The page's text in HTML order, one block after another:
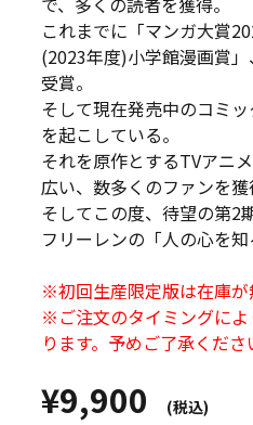
これまでに「マンガ大賞
(2023年度)小学館漫画賞
受賞。
そして現在発売中のコミ
を起こしている。
それを原作とするTVアニ
広い、数多くのファンを獲
そしてこの度、待望の第2
フリーレンの「人の心を
※初回生産限定版は在庫が
※ご注文のタイミングに
ります。予めご了承くださ
¥9,900 (税込)